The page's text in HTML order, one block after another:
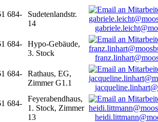
684-
Sudetenlandstr.
14
684-
Hypo-Gebäude,
3. Stock
684-
Rathaus, EG,
Zimmer G1.1
684-
Feyerabendhaus,
1. Stock, Zimmer
13